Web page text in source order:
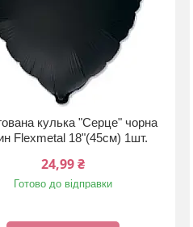
кулька "Серце" чорна
Flexmetal 18"(45см) 1шт.
24,99 ₴
Готово до відправки